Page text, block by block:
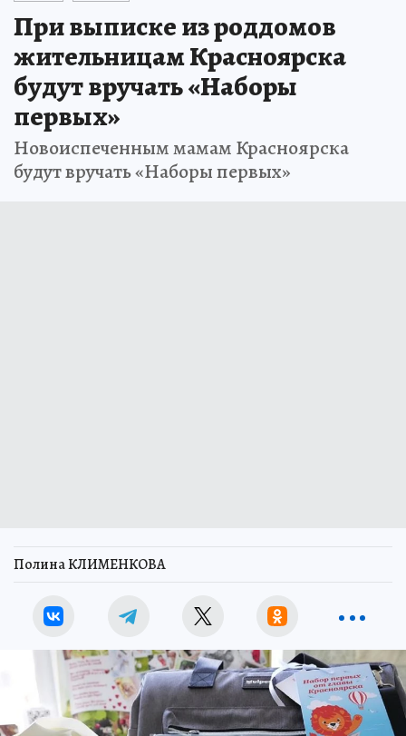
При выписке из роддомов
жительницам Красноярска
будут вручать «Наборы
первых»
Новоиспеченным мамам Красноярска
будут вручать «Наборы первых»
Полина КЛИМЕНКОВА